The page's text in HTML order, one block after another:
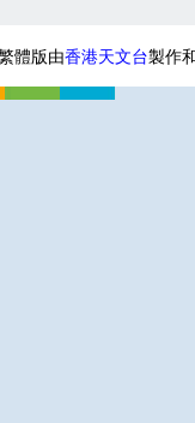
體版由香港天文台製作